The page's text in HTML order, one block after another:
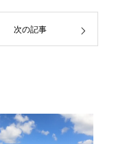
次の記事